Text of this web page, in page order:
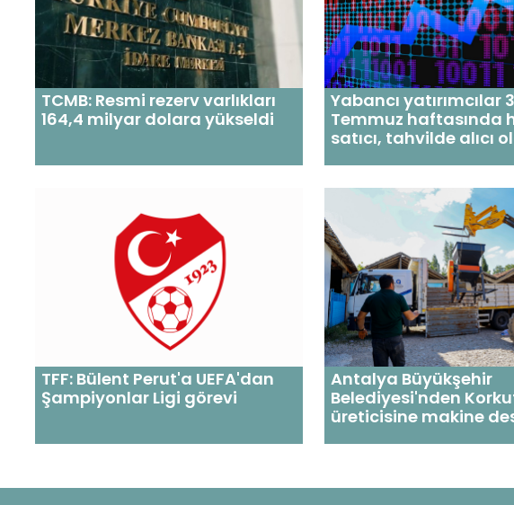
TCMB: Resmi rezerv varlıkları
164,4 milyar dolara yükseldi
Yabancı yatırımcılar
Temmuz haftasında
satıcı, tahvilde alıcı
TFF: Bülent Perut'a UEFA'dan
Şampiyonlar Ligi görevi
Antalya Büyükşehir
Belediyesi'nden
üreticisine makine